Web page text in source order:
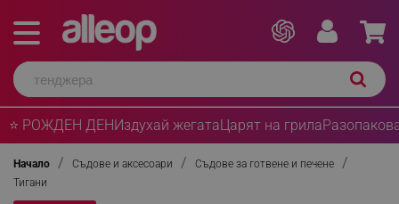
⭐ РОЖДЕН ДЕНИздухай жегатаЦарят на грила
Начало Съдове и аксесоари
Съдове за готвене и печене
Тигани